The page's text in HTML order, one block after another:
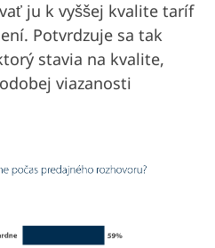
ju k vyššej kvalite taríf
Potvrdzuje sa tak
stavia na kvalite,
viazanosti